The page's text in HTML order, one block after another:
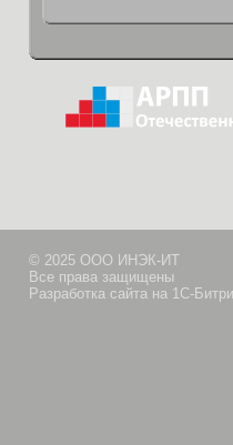
© 2025 ООО ИНЭК-ИТ
Все права защищены
Разработка сайта на 1С-